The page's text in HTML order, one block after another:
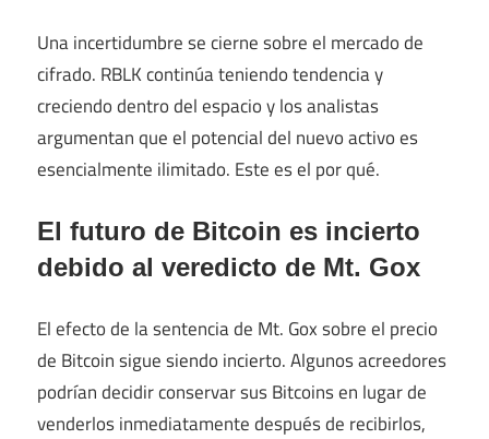
Una incertidumbre se cierne sobre el mercado de
cifrado. RBLK continúa teniendo tendencia y
creciendo dentro del espacio y los analistas
argumentan que el potencial del nuevo activo es
esencialmente ilimitado. Este es el por qué.
El futuro de Bitcoin es incierto
debido al veredicto de Mt. Gox
El efecto de la sentencia de Mt. Gox sobre el precio
de Bitcoin sigue siendo incierto. Algunos acreedores
podrían decidir conservar sus Bitcoins en lugar de
venderlos inmediatamente después de recibirlos,